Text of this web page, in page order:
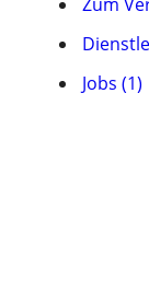
Jobs (1)